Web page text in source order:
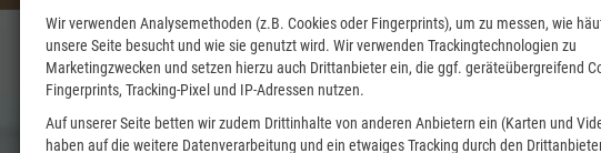
Wir verwenden Analysemethoden (z.B. Cookies oder Fingerprints), um zu messen, wie
unsere Seite besucht und wie sie genutzt wird. Wir verwenden Trackingtechnologien zu
Marketingzwecken und setzen hierzu auch Drittanbieter ein, die ggf. geräteübergreifend
Fingerprints, Tracking-Pixel und IP-Adressen nutzen.
Auf unserer Seite betten wir zudem Drittinhalte von anderen Anbietern ein (Karten und
haben auf die weitere Datenverarbeitung und ein etwaiges Tracking durch den